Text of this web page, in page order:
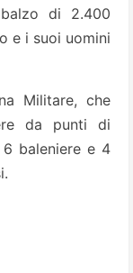
di 2.400
e i suoi uomini
Militare, che
da punti di
baleniere e 4